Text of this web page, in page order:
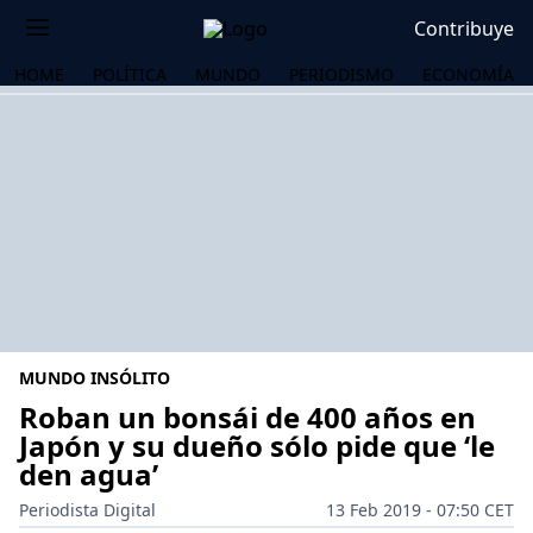
Contribuye
HOME POLÍTICA MUNDO PERIODISMO ECONOMÍA
MUNDO INSÓLITO
Roban un bonsái de 400 años en
Japón y su dueño sólo pide que ‘le
den agua’
Periodista Digital
13 Feb 2019 - 07:50 CET